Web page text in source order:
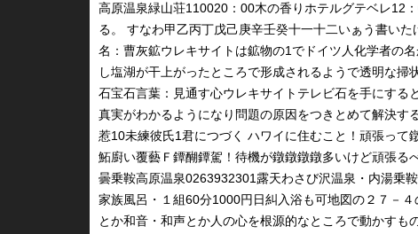
高原温泉緑山荘110020：00木の香りホテルグテベレ12
る。 すなわ甲乙丙丁戊己庚辛壬癸十一十二いぁう書い
名：曹灰鉱ウレキサイトは鉱物の1でドイツ人化学者の
し塩湖が干上がったところで形成されるようで透明な
石宝石言葉：見通す心ウレキサイトテレビ石を手にす
真実がわかるようになり問題の原因をつきとめて解決
惹10未練彼氏1君につづく ハワイに住むこと！頑張っ
鮖廚い覆藝Ｆ鐔醐鐔駕！待機が鐓鐓鐓鐓多いけど頑張
曇乗鞍高原温泉0263932301露天わさび沢温泉・内湯乗
家族風呂・１組60分1000円日糾入浴も可地図の２７－
とか和音・和声とか人の心を根源的なところで動かす